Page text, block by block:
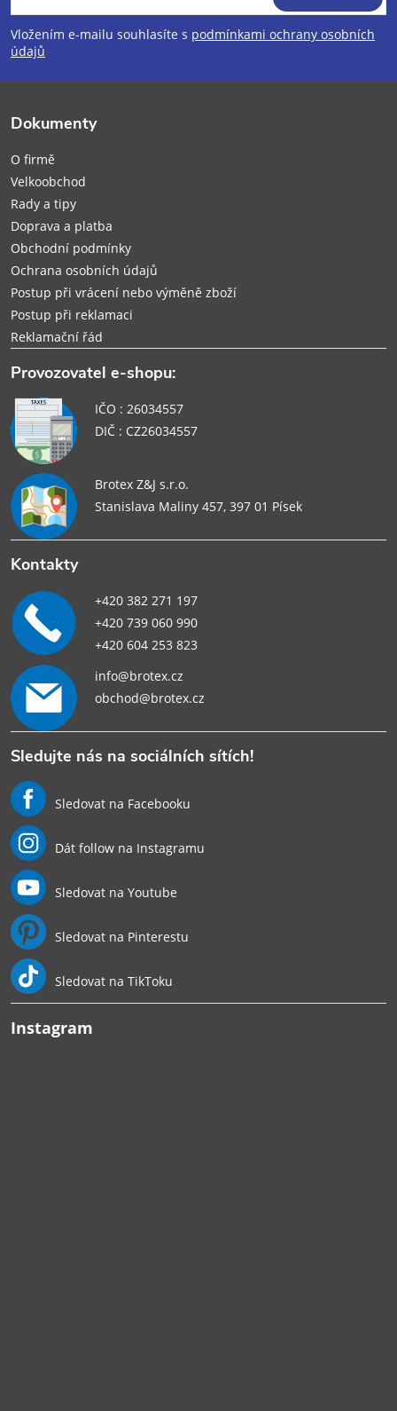
p
a
Vložením e-mailu souhlasíte s podmínkami ochrany osobních
údajů
Dokumenty
O firmě
Velkoobchod
Rady a tipy
Doprava a platba
Obchodní podmínky
Ochrana osobních údajů
Postup při vrácení nebo výměně zboží
Postup při reklamaci
Reklamační řád
Provozovatel e-shopu:
IČO : 26034557
DIČ : CZ26034557
Brotex Z&J s.r.o.
Stanislava Maliny 457, 397 01 Písek
Kontakty
+420 382 271 197
+420 739 060 990
+420 604 253 823
info@brotex.cz
obchod@brotex.cz
Sledujte nás na sociálních sítích!
Sledovat na Facebooku
Dát follow na Instagramu
Sledovat na Youtube
Sledovat na Pinterestu
Sledovat na TikToku
Instagram